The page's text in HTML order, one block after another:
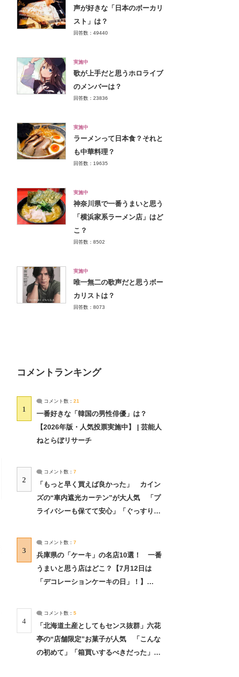
声が好きな「日本のボーカリ
スト」は？
回答数：49440
実施中
歌が上手だと思うホロライブ
のメンバーは？
回答数：23836
実施中
ラーメンって日本食？それと
も中華料理？
回答数：19635
実施中
神奈川県で一番うまいと思う
「横浜家系ラーメン店」はど
こ？
回答数：8502
実施中
唯一無二の歌声だと思うボー
カリストは？
回答数：8073
コメントランキング
1
コメント数： 21
一番好きな「韓国の男性俳優」は？
【2026年版・人気投票実施中】 | 芸能人
ねとらぼリサーチ
2
コメント数： 7
「もっと早く買えば良かった」 カイン
ズの“車内遮光カーテン”が大人気 「プ
ライバシーも保てて安心」「ぐっすり眠
3
コメント数： 7
兵庫県の「ケーキ」の名店10選！ 一番
うまいと思う店はどこ？【7月12日は
「デコレーションケーキの日」！】
4
コメント数： 5
「北海道土産としてもセンス抜群」六花
亭の“店舗限定”お菓子が人気 「こんな
の初めて」「箱買いするべきだった」